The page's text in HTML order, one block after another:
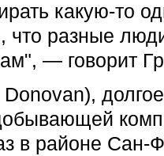
какую-то
что разные
— говорит
в районе Сан-